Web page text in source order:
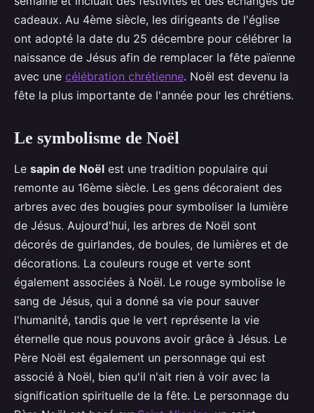
cadeaux. Au 4ème siècle, les dirigeants de l'église
ont adopté la date du 25 décembre pour célébrer la
naissance de Jésus afin de remplacer la fête païenne
avec une célébration chrétienne. Noël est devenu la
fête la plus importante de l'année pour les chrétiens.
Le symbolisme de Noël
Le sapin de Noël est une tradition populaire qui
remonte au 16ème siècle. Les gens décoraient des
arbres avec des bougies pour symboliser la lumière
de Jésus. Aujourd'hui, les arbres de Noël sont
décorés de guirlandes, de boules, de lumières et de
décorations. La couleurs rouge et verte sont
également associées à Noël. Le rouge symbolise le
sang de Jésus, qui a donné sa vie pour sauver
l'humanité, tandis que le vert représente la vie
éternelle que nous pouvons avoir grâce à Jésus. Le
Père Noël est également un personnage qui est
associé à Noël, bien qu'il n'ait rien à voir avec la
signification spirituelle de la fête. Le personnage du